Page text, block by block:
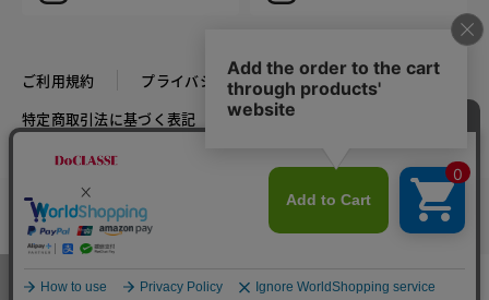
カラー・サイズを選択する
ご利用規約
プライバシーポリシー
特定商取引法に基づく表記
推奨環境
COPYRIGHT © DoCLASSE ALL RIGHTS RESERVED.